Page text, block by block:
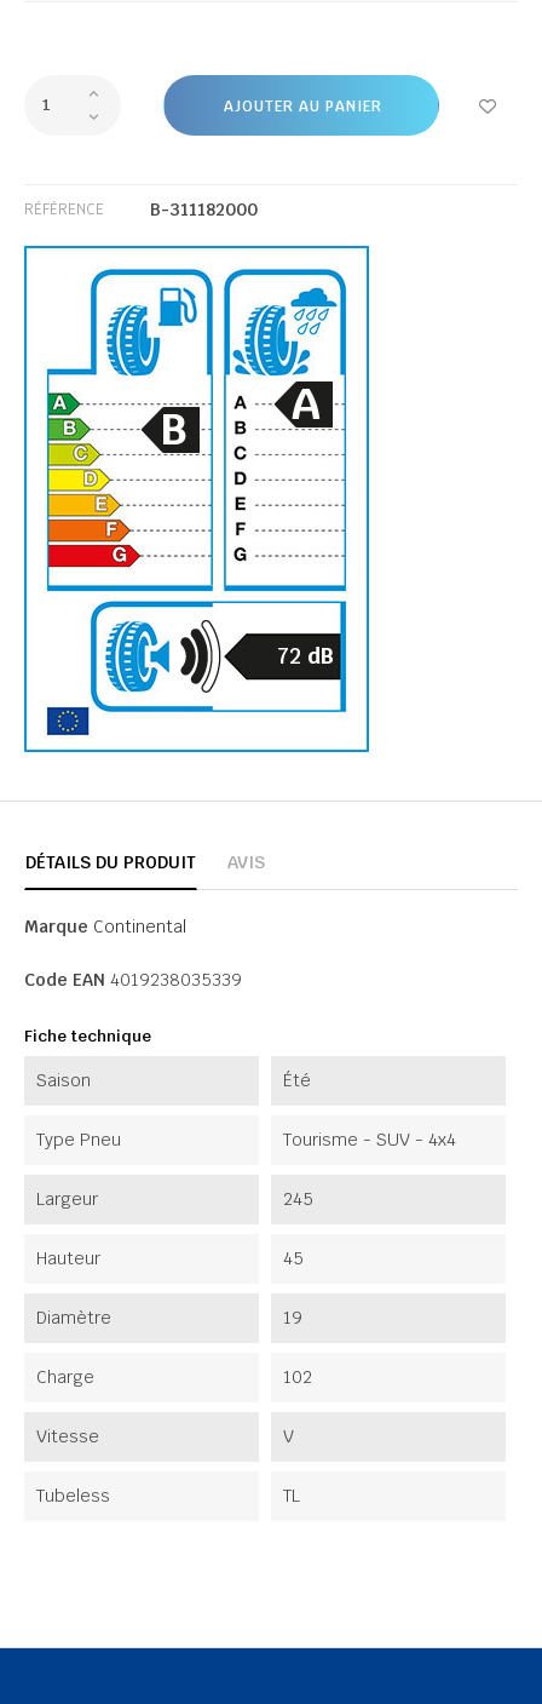
AJOUTER AU PANIER
RÉFÉRENCE B-311182000
B A
72 dB
DÉTAILS DU PRODUIT AVIS
Marque Continental
Code EAN 4019238035339
Fiche technique
Saison Été
Type Pneu Tourisme - SUV - 4x4
Largeur 245
Hauteur 45
Diamètre 19
Charge 102
Vitesse V
Tubeless TL